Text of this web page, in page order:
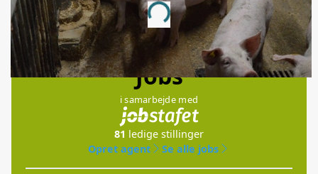
Loading...
Jobs
i samarbejde med
81 ledige stillinger
Opret agent
Se alle jobs